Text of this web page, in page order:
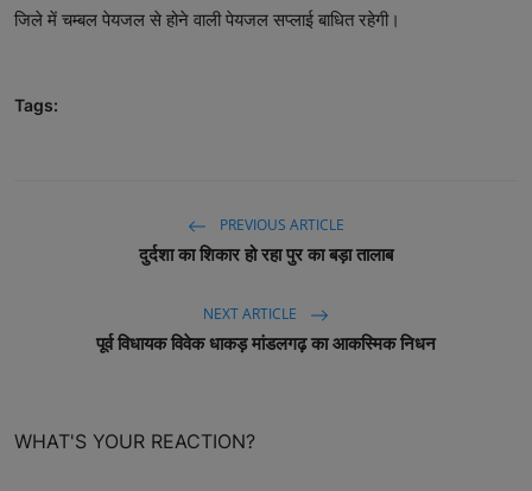
जिले में चम्बल पेयजल से होने वाली पेयजल सप्लाई बाधित रहेगी।
Tags:
PREVIOUS ARTICLE
दुर्दशा का शिकार हो रहा पुर का बड़ा तालाब
NEXT ARTICLE
पूर्व विधायक विवेक धाकड़ मांडलगढ़ का आकस्मिक निधन
WHAT'S YOUR REACTION?